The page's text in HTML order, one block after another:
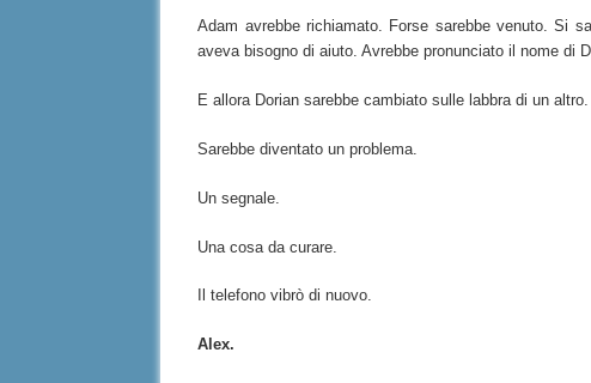
Adam avrebbe richiamato. Forse sarebbe venuto. Si
aveva bisogno di aiuto. Avrebbe pronunciato il nome di
E allora Dorian sarebbe cambiato sulle labbra di un altro.
Sarebbe diventato un problema.
Un segnale.
Una cosa da curare.
Il telefono vibrò di nuovo.
Alex.